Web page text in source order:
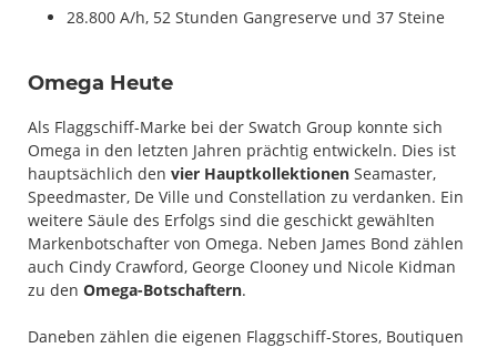
28.800 A/h, 52 Stunden Gangreserve und 37 Steine
Omega Heute
Als Flaggschiff-Marke bei der Swatch Group konnte sich
Omega in den letzten Jahren prächtig entwickeln. Dies ist
hauptsächlich den vier Hauptkollektionen Seamaster,
Speedmaster, De Ville und Constellation zu verdanken. Ein
weitere Säule des Erfolgs sind die geschickt gewählten
Markenbotschafter von Omega. Neben James Bond zählen
auch Cindy Crawford, George Clooney und Nicole Kidman
zu den Omega-Botschaftern.
Daneben zählen die eigenen Flaggschiff-Stores, Boutiquen